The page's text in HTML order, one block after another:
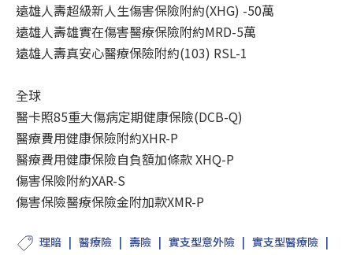
遠雄人壽超級新人生傷害保險附約(XHG) -50萬
遠雄人壽雄實在傷害醫療保險附約MRD-5萬
遠雄人壽真安心醫療保險附約(103) RSL-1
全球
醫卡照85重大傷病定期健康保險(DCB-Q)
醫療費用健康保險附約XHR-P
醫療費用健康保險自負額加條款 XHQ-P
傷害保險附約XAR-S
傷害保險醫療保險金附加款XMR-P
理賠 醫療險 壽險 實支型意外險
實支型醫療險